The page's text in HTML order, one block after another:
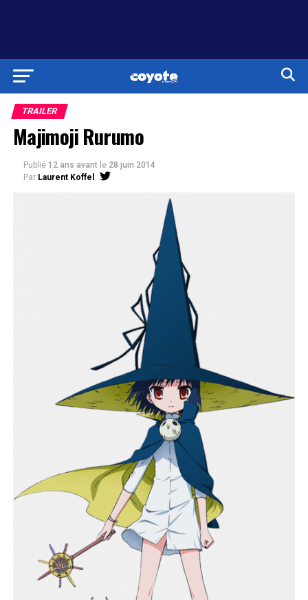
TRAILER
Majimoji Rurumo
Publié 12 ans avant le 28 juin 2014
Par Laurent Koffel